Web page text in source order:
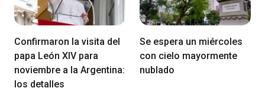
Confirmaron la visita del
papa León XIV para
noviembre a la Argentina:
los detalles
Se espera un miércoles
con cielo mayormente
nublado